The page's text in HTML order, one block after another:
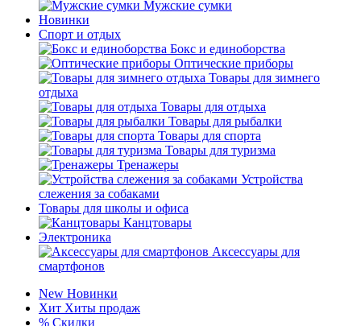
Мужские сумки
Новинки
Спорт и отдых
Бокс и единоборства
Оптические приборы
Товары для зимнего
отдыха
Товары для отдыха
Товары для рыбалки
Товары для спорта
Товары для туризма
Тренажеры
Устройства
слежения за собаками
Товары для школы и офиса
Канцтовары
Электроника
Аксессуары для
смартфонов
New Новинки
Хит Хиты продаж
% Скидки